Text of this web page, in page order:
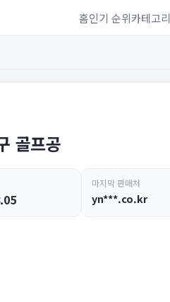
홈인기 순위카테고리
골프공
마지막 판매처
yn***.co.kr